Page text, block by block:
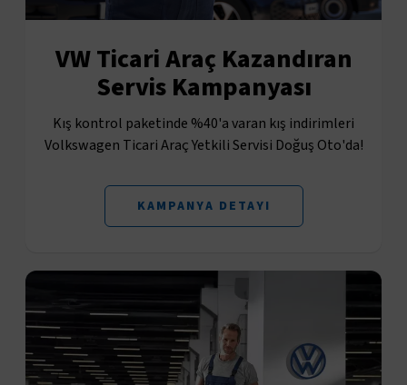
VW Ticari Araç Kazandıran
Servis Kampanyası
Kış kontrol paketinde %40'a varan kış indirimleri
Volkswagen Ticari Araç Yetkili Servisi Doğuş Oto'da!
KAMPANYA DETAYI